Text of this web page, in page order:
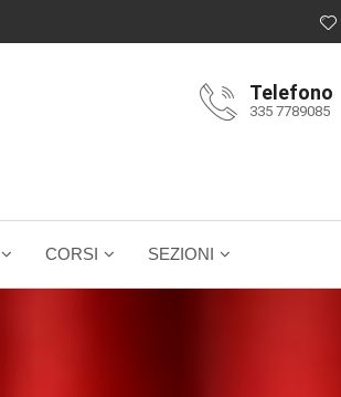
Telefono
335 7789085
CORSI SEZIONI